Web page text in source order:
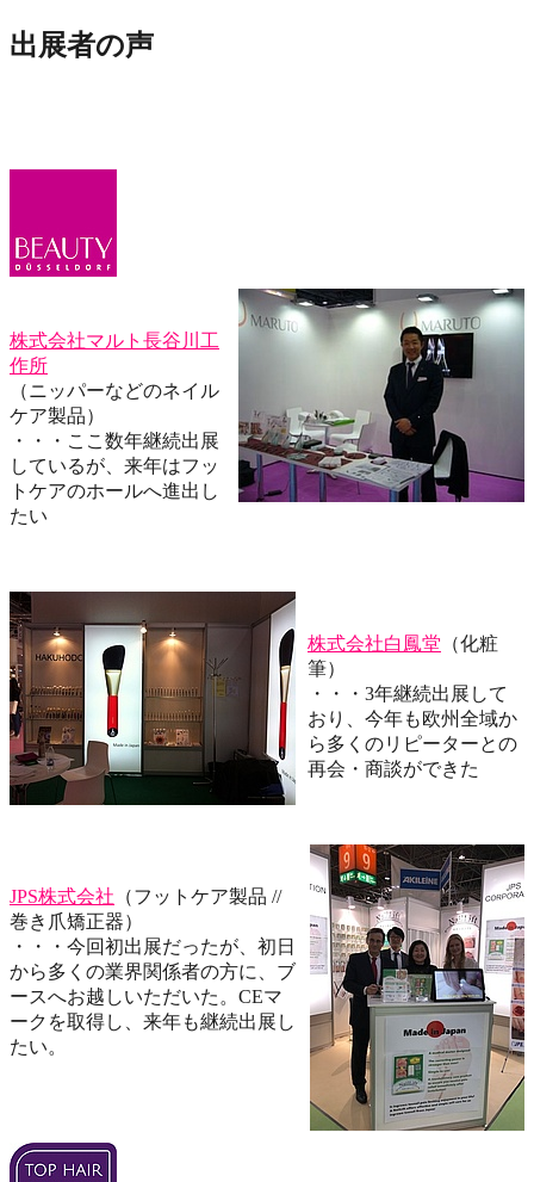
出展者の声
株式会社マルト長谷川工
作所
（ニッパーなどのネイル
ケア製品）
・・・ここ数年継続出展
しているが、来年はフッ
トケアのホールへ進出し
たい
株式会社白鳳堂 （化粧
筆）
・・・3年継続出展して
おり、今年も欧州全域か
ら多くのリピーターとの
再会・商談ができた
JPS株式会社 （フットケア製品 //
巻き爪矯正器）
・・・今回初出展だったが、初日
から多くの業界関係者の方に、ブ
ースへお越しいただいた。CEマ
ークを取得し、来年も継続出展し
たい。